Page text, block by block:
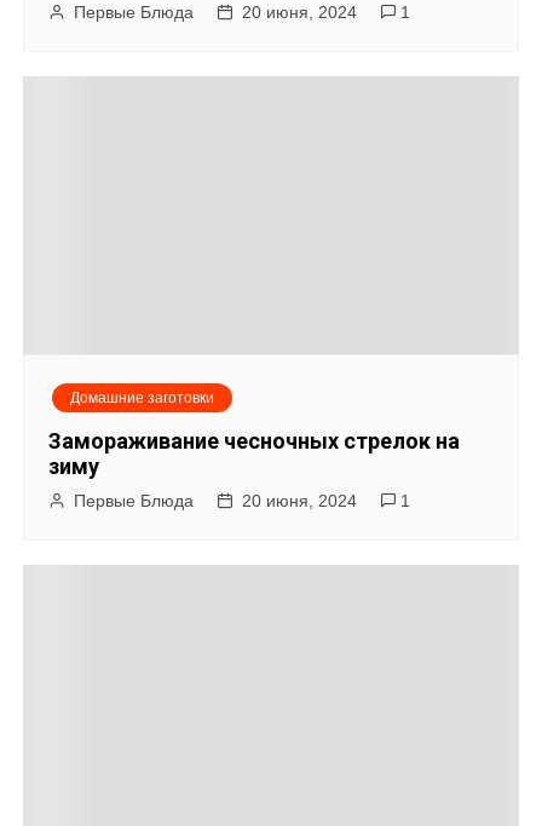
м
Первые Блюда 20 июня, 2024 1
Домашние заготовки
Замораживание чесночных стрелок на
зиму
Первые Блюда 20 июня, 2024 1